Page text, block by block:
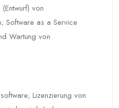
von
Software as a Service
Wartung von
Lizenzierung von